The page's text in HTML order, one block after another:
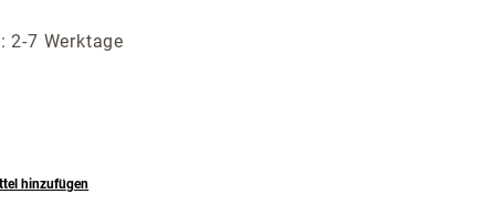
2-7 Werktage
hinzufügen